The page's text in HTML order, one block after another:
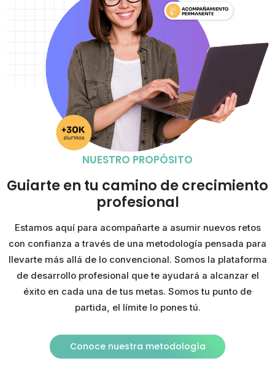
NUESTRO PROPÓSITO
Guiarte en tu camino decrecimiento
profesional
Estamos aquí para acompañarte a asumir nuevos retos
con confianza a través de una metodología pensada para
llevarte más allá de lo convencional. Somos la plataforma
de desarrollo profesional que te ayudará a alcanzar el
éxito en cada una de tus metas. Somos tu punto de
partida, el límite lo pones tú.
Conoce nuestra metodología